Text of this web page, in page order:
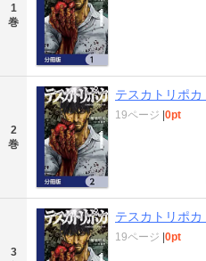
1
巻
2
巻
テスカトリポ
19ページ |0pt
3
テスカトリポ
19ページ |0pt